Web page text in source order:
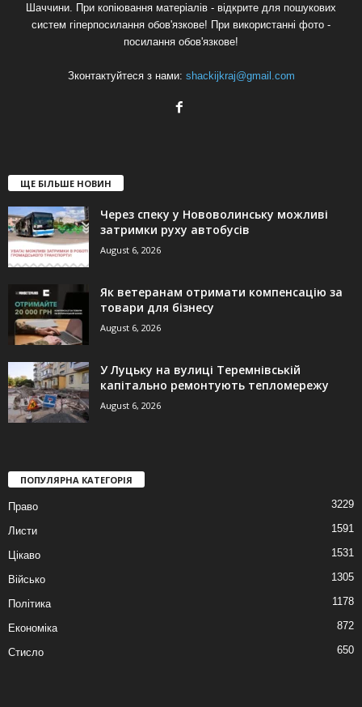
Шаччини. При копіювання матеріалів - відкрите для пошукових
систем гіперпосилання обов'язкове! При використанні фото -
посилання обов'язкове!
Зконтактуйтеся з нами: shackijkraj@gmail.com
ЩЕ БІЛЬШЕ НОВИН
Через спеку у Нововолинську можливі
затримки руху автобусів
August 6, 2026
Як ветеранам отримати компенсацію за
товари для бізнесу
August 6, 2026
У Луцьку на вулиці Теремнівській
капітально ремонтують тепломережу
August 6, 2026
ПОПУЛЯРНА КАТЕГОРІЯ
Право 3229
Листи 1591
Цікаво 1531
Військо 1305
Політика 1178
Економіка 872
Стисло 650